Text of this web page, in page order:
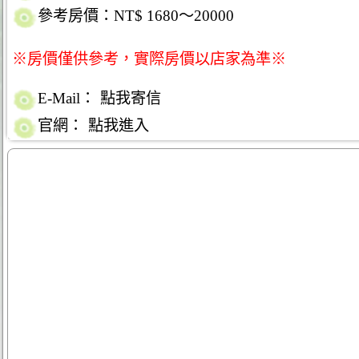
參考房價：NT$ 1680～20000
※房價僅供參考，實際房價以店家為準※
E-Mail：
點我寄信
官網：
點我進入